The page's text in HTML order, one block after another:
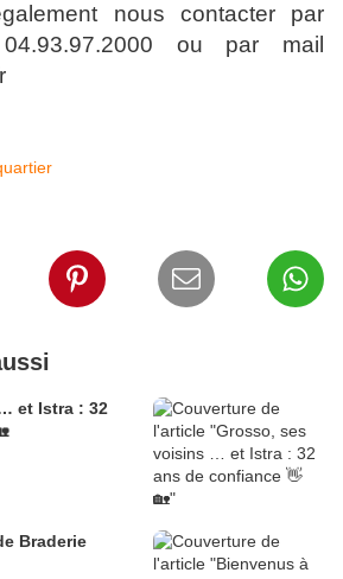
nous contacter par
ou par mail
et Istra : 32
Braderie